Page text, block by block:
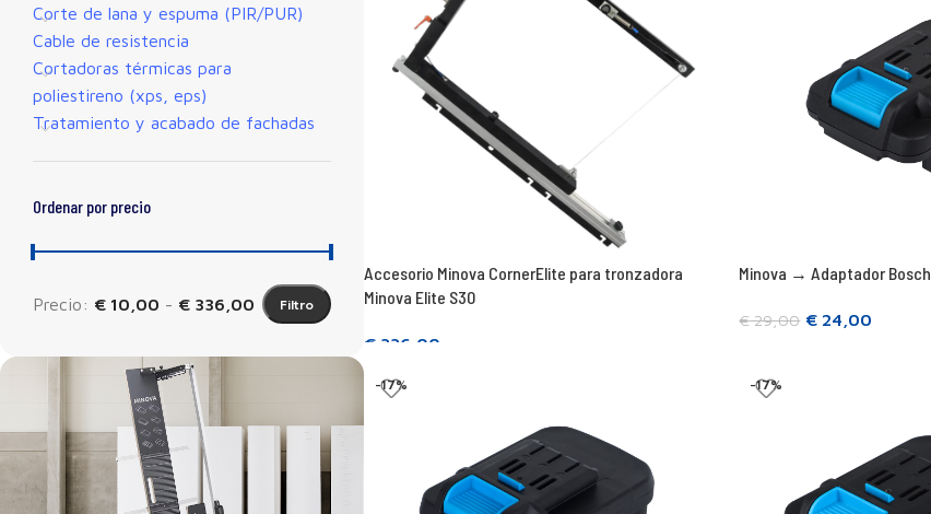
Corte de lana y espuma (PIR/PUR)
Cable de resistencia
Cortadoras térmicas para
poliestireno (xps, eps)
Tratamiento y acabado de fachadas
Ordenar por precio
Filtro
Precio: € 10,00 - € 336,00
Accesorio Minova CornerElite para tronzadora
Minova Elite S30
€336,00
Minova → Adaptador Bosch
€29,00 € 24,00
-17% -17%